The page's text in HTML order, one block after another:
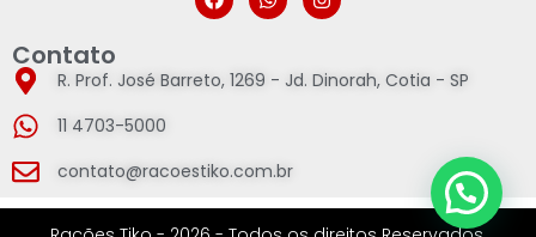
Contato
R. Prof. José Barreto, 1269 - Jd. Dinorah, Cotia - SP
11 4703-5000
contato@racoestiko.com.br